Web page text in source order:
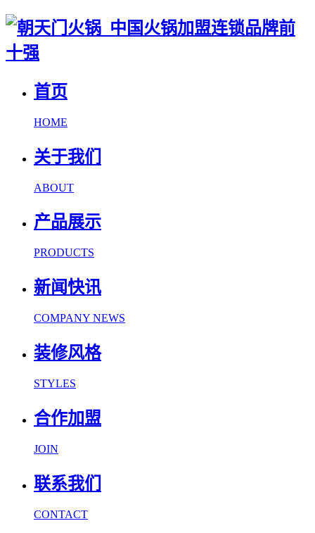
首页
HOME
关于我们
ABOUT
产品展示
PRODUCTS
新闻快讯
COMPANY NEWS
装修风格
STYLES
合作加盟
JOIN
联系我们
CONTACT